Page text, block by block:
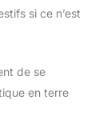
si ce n’est
de se
en terre